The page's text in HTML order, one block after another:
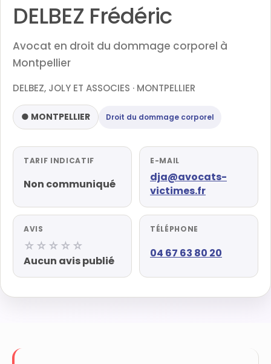
DELBEZ Frédéric
Avocat en droit du dommage corporel à
Montpellier
DELBEZ, JOLY ET ASSOCIES · MONTPELLIER
● MONTPELLIER Droit du dommage corporel
TARIF INDICATIF
Non communiqué
E-MAIL
dja@avocats-
victimes.fr
AVIS
☆☆☆☆☆
Aucun avis publié
TÉLÉPHONE
04 67 63 80 20